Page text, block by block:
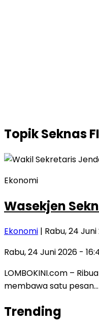
TopikSeknas
Ekonomi
Wasekjen
Ekonomi | Rabu, 24
Rabu, 24 Juni 2026 -
LOMBOKINI.com –
membawa satu pesan…
Trending